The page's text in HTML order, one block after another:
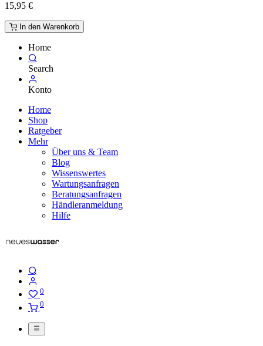
15,95 €
In den Warenkorb
Home
Search
Konto
Home
Shop
Ratgeber
Mehr
Über uns & Team
Blog
Wissenswertes
Wartungsanfragen
Beratungsanfragen
Händleranmeldung
Hilfe
0
0